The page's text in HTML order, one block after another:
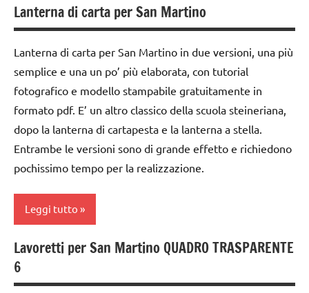
ARTICOLI
DELL'ANNO
GUIDA
DIDATTICA
WALDORF
Inverno
Natale
papercutting
PEDAGOGIE
STAGIONI
Steiner
TUTORIAL
natalizie
DOWNLOAD
FESTE
DELL'ANNO
DIDATTICA
WALDORF
Natale
TUTORIAL
TUTTI GLI
ARGOMENTI
arte
Waldorf
carta
dai
6
anni
decorazioni
DOWNLOAD
DELL'ANNO
GUIDA
Lanterna di carta per San Martino
Lanterna di carta per San Martino in due versioni, una più
semplice e una un po’ più elaborata, con tutorial
fotografico e modello stampabile gratuitamente in
formato pdf. E’ un altro classico della scuola steineriana,
dopo la lanterna di cartapesta e la lanterna a stella.
Entrambe le versioni sono di grande effetto e richiedono
pochissimo tempo per la realizzazione.
Leggi tutto
carta
Lavoretti per San Martino QUADRO TRASPARENTE
6